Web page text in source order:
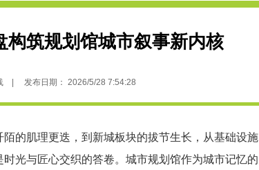
构筑规划馆城市叙事新内核
| 发布日期： 2026/5/28 7:54:28
肌理更迭，到新城板块的拔节生长，从基础设施
光与匠心交织的答卷。 城市规划 馆作为城市记忆的